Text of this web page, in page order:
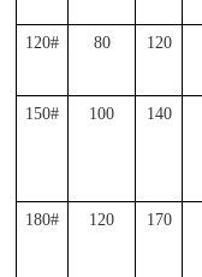
120# 80 120
150# 100 140
180# 120 170